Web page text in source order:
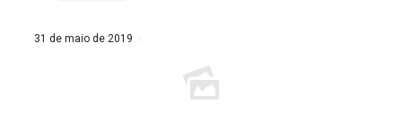
31 de maio de 2019